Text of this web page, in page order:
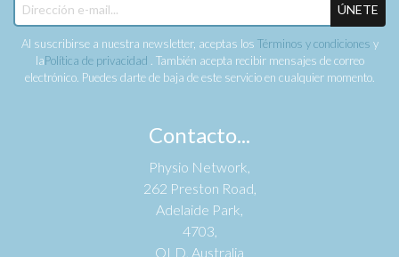
ÚNETE
Al suscribirse a nuestra newsletter, aceptas los Términos y condiciones y
laPolítica de privacidad
. También acepta recibir mensajes de correo
electrónico. Puedes darte de baja de este servicio en cualquier momento.
Contacto...
Physio Network,
262 Preston Road,
Adelaide Park,
4703,
QLD, Australia